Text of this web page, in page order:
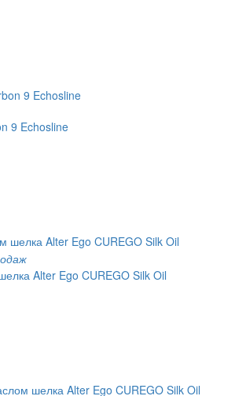
9 Echosline
Alter Ego CUREGO Silk Oil